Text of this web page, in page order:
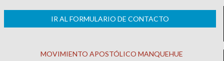
IR AL FORMULARIO DE CONTACTO
MOVIMIENTO APOSTÓLICO MANQUEHUE